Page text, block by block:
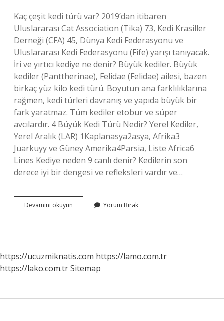
Kaç çeşit kedi türü var? 2019’dan itibaren
Uluslararası Cat Association (Tika) 73, Kedi Krasiller
Derneği (CFA) 45, Dünya Kedi Federasyonu ve
Uluslararası Kedi Federasyonu (Fife) yarışı tanıyacak.
İri ve yırtıcı kediye ne denir? Büyük kediler. Büyük
kediler (Panttherinae), Felidae (Felidae) ailesi, bazen
birkaç yüz kilo kedi türü. Boyutun ana farklılıklarına
rağmen, kedi türleri davranış ve yapıda büyük bir
fark yaratmaz. Tüm kediler etobur ve süper
avcılardır. 4 Büyük Kedi Türü Nedir? Yerel Kediler,
Yerel Aralık (LAR) 1Kaplanasya2asya, Afrika3
Juarkuyy ve Güney Amerika4Parsia, Liste Africa6
Lines Kediye neden 9 canlı denir? Kedilerin son
derece iyi bir dengesi ve refleksleri vardır ve…
Devamını okuyun
Kaç
Yorum Bırak
https://ucuzmiknatis.com https://lamo.com.tr
https://lako.com.trSitemap